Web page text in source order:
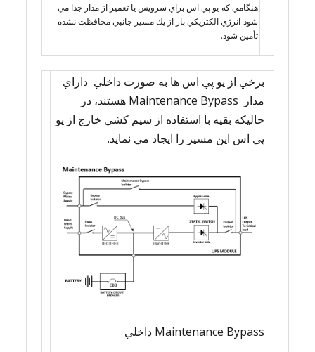
هنگامي كه يو پي اس براي سرويس يا تعمير از مدار جدا مي
شود انرژي الكتريكي بار از يك مسير جانبي محافظت نشده
تأمين شود.
برخي از يو پي اس ها به صورت داخلي داراي
مدار Maintenance Bypass هستند، در
حاليكه بقيه با استفاده از سيم كشي خارج از يو
پي اس اين مسير را ايجاد مي نمايد.
Maintenance Bypass داخلي